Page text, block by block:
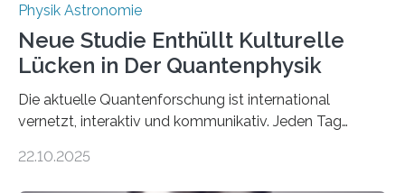
Physik Astronomie
Neue Studie Enthüllt Kulturelle
Lücken in Der Quantenphysik
Die aktuelle Quantenforschung ist international
vernetzt, interaktiv und kommunikativ. Jeden Tag
oft von Autor*innen, die eng zusammenarbeiten. Neue
22.10.2025